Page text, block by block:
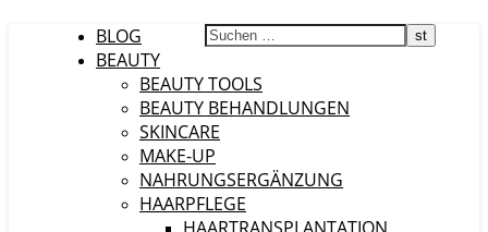
BLOG
BEAUTY
BEAUTY TOOLS
BEAUTY BEHANDLUNGEN
SKINCARE
MAKE-UP
NAHRUNGSERGÄNZUNG
HAARPFLEGE